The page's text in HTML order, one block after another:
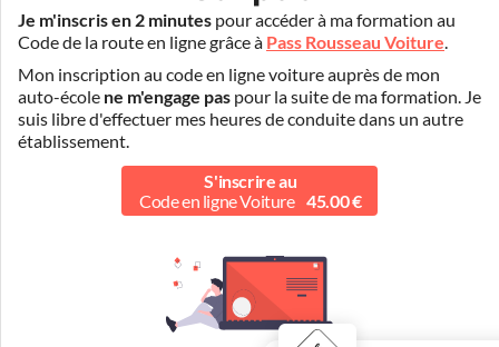
Je m'inscris en 2 minutes pour accéder à ma formation au
Code de la route en ligne grâce à Pass Rousseau Voiture.
Mon inscription au code en ligne voiture auprès de mon
auto-école ne m'engage pas pour la suite de ma formation. Je
suis libre d'effectuer mes heures de conduite dans un autre
établissement.
S'inscrire au
Code en ligne Voiture 45.00 €